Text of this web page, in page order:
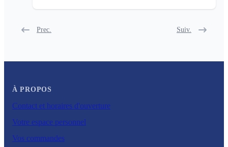
Prec. Suiv.
À PROPOS
Contact et horaires d'ouverture
Votre espace personnel
Vos commandes